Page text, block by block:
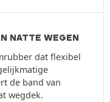
NATTE WEGEN
dat flexibel
de band van
wegdek.